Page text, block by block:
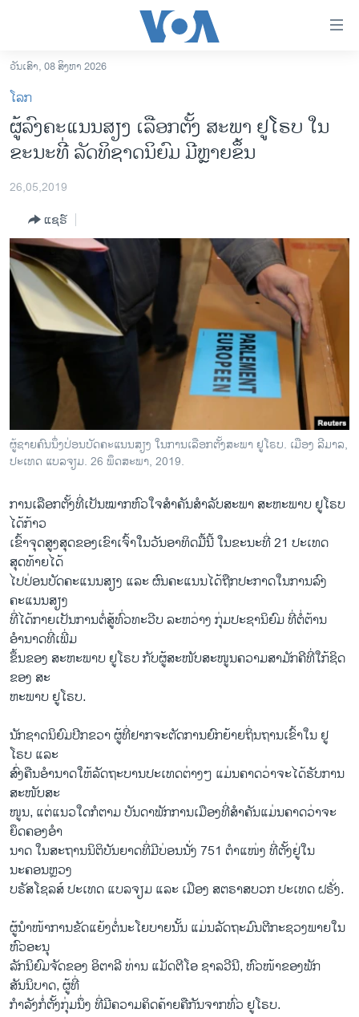
ເຂົ້າ
ຫາ
ຂ້າມ
ຂ້າມ
ຂ້າມ
ຫາ
ລາວ
ອາເມຣິກາ
ການເລືອກຕັ້ງ ປະທານາທີບໍດີ ສະຫະລັດ 2024
ຂ່າວ​ຈີນ
ໂລກ
ເອເຊຍ
ອິດສະຫຼະພາບດ້ານການຂ່າວ
ຊີວິດຊາວລາວ
ວິທະຍາສາດ-ເທັກໂນໂລຈີ
ພາສາອັງກິດ
ວີດີໂອ
ລາຍການກະຈາຍສຽງ
ລາຍງານ
ຕິດຕາມພວກເຮົາ ທີ່
ພາສາຕ່າງໆ
ວັນເສົາ, 08 ສິງຫາ 2026
ໂລກ
ຜູ້​ລົງ​ຄະ​ແນນ​ສຽງ ເລືອກ​ຕັ້ງ ສະ​ພາ ຢູ​ໂຣບ ໃນ​
ຂະ​ນະ​ທີ່ ລັດ​ທິ​ຊາດ​ນິ​ຍົມ ມີຫຼາຍຂຶ້ນ
26,05,2019
ແຊຣ໌
ຜູ້​ຊາຍ​ຄົນ​ນຶ່ງ​ປ່ອນ​ບັດ​ຄະ​ແນນ​ສຽງ ໃນ​ການ​ເລືອກ​ຕັ້ງ​ສະ​ພາ ຢູ​ໂຣບ. ເມືອງ ລີ​ມາ​ລ,
ປະ​ເທດ ແບ​ລ​ຈຽມ. 26 ພຶດ​ສະ​ພາ, 2019.
ການ​ເລືອກ​ຕັ້ງ​ທີ່​ເປັນ​ໝາກ​ຫົວ​ໃຈ​ສຳ​ຄັນ​ສຳ​ລັບ​ສະ​ພາ ສະ​ຫະ​ພາບ ຢູ​ໂຣບ
ໄດ້​ກ້າວ
ເຂົ້າຈຸດສູງສຸດຂອງເຂົາເຈົ້າໃນວັນອາທິດມື້ນີ້ ໃນຂະນະທີ່ 21 ປະເທດ
ສຸດທ້າຍໄດ້
ໄປປ່ອນບັດຄະແນນສຽງ ແລະ ຜົນຄະແນນໄດ້ຖືກປະກາດໃນການລົງ
ຄະແນນສຽງ
ທີ່ໄດ້ກາຍເປັນການຕໍ່ສູ້ທົ່ວທະວີບ ລະຫວ່າງ ກຸ່ມປະຊານິຍົມ ທີ່ຕໍ່ຕ້ານ
ອຳນາດທີ່ເພີ່ມ
ຂຶ້ນຂອງ ສະຫະພາບ ຢູໂຣບ ກັບຜູ້ສະໜັບສະໜູນຄວາມສາມັກຄີທີ່ໃກ້ຊິດ
ຂອງ ສະ
ຫະພາບ ຢູໂຣບ.
ນັກ​ຊາດ​ນິ​ຍົມ​ປີກ​ຂວາ ຜູ້​ທີ່​ຢາກ​ຈະ​ຕັດ​ການ​ຍົກ​ຍ້າຍ​ຖິ່ນ​ຖານ​ເຂົ້າ​ໃນ ຢູ​
ໂຣບ ແລະ
ສົ່ງຄືນອຳນາດໃຫ້ລັດຖະບານປະເທດຕ່າງໆ ແມ່ນຄາດວ່າຈະໄດ້ຮັບການ
ສະໜັບສະ
ໜູນ, ແຕ່ແນວໃດກໍຕາມ ບັນດາພັກການເມືອງທີ່ສຳຄັນແມ່ນຄາດວ່າຈະ
ຍຶດຄອງອຳ
ນາດ ໃນສະຖານນິຕິບັນຍາດທີ່ມີບ່ອນນັ່ງ 751 ຕຳແໜ່ງ ທີ່ຕັ້ງຢູ່ໃນ
ນະຄອນຫຼວງ
ບຣັສໂຊລສ໌ ປະເທດ ແບລຈຽມ ແລະ ເມືອງ ສຕຣາສບວກ ປະເທດ ຝຣັ່ງ.
ຜູ້​ນຳ​ໜ້າ​ການ​ຂັດ​ແຍ້ງ​ຕໍ່ນະ​ໂຍ​ບາຍນັ້ນ ​ແມ່ນ​ລັດ​ຖະ​ມົນ​ຕີ​ກະ​ຊວງ​ພາຍ​ໃນ ​
ຫົວອະ​ນຸ
ລັກນິຍົມຈັດຂອງ ອິຕາລີ ທ່ານ ແມັດຕີໂອ ຊາລວີນີ, ຫົວໜ້າຂອງພັກ
ສັນນິບາດ, ຜູ້ທີ່
ກຳລັງກໍ່ຕັ້ງກຸ່ມນຶ່ງ ທີ່ມີຄວາມຄິດຄ້າຍຄືກັນຈາກທົ່ວ ຢູໂຣບ.